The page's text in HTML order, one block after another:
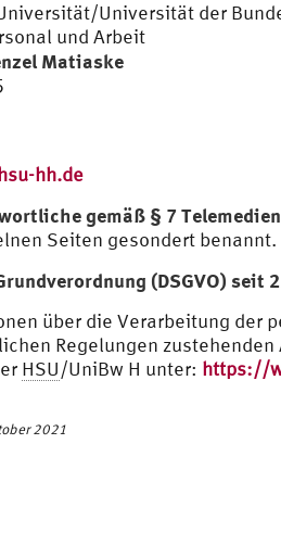
Universität der
und Arbeit
Matiaske
hh.de
gemäß § 7
Seiten gesondert benannt.
(DSGVO) seit
über die Verarbeitung der
Regelungen
HSU/UniBw H unter: https://
2021